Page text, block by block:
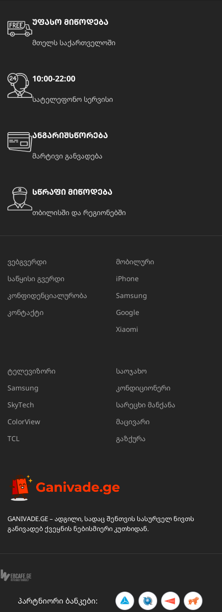
უფასო მიწოდება
მთელს საქართველოში
10:00-22:00
სატელეფონო სერვისი
ანგარიშსწორება
მარტივი განვადება
სწრაფი მიწოდება
თბილისში და რეგიონებში
ვებგვერდი
საწყისი გვერდი
კონფიდენციალურობა
კონტაქტი
მობილური
iPhone
Samsung
Google
Xiaomi
ტელევიზორი
Samsung
SkyTech
ColorView
TCL
საოჯახო
კონდიციონერი
სარეცხი მანქანა
მაცივარი
გაზქურა
GANIVADE.GE – ადგილი, სადაც შენთვის სასურველ ნივთს
განივადებ ქვეყნის ნებისმიერი კუთხიდან.
პარტნიორი ბანკები: